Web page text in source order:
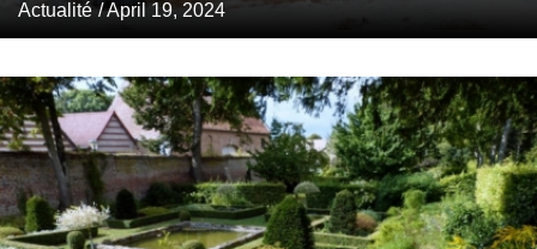
Actualité / April 19, 2024